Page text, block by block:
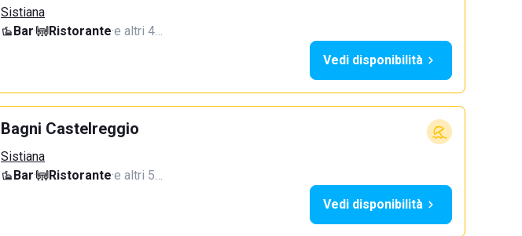
Sistiana
Bar· Ristorante·e altri 4…
Vedi disponibilità
Bagni Castelreggio
Sistiana
Bar· Ristorante·e altri 5…
Vedi disponibilità